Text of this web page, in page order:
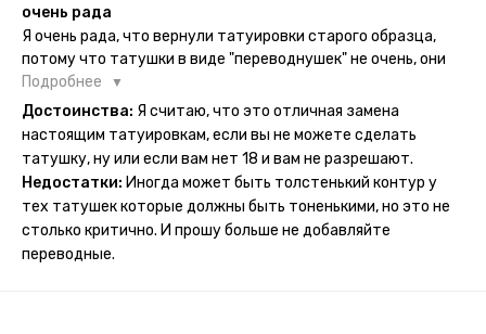
её стоит наносить. Когда рисунок начнёт стираться -
водой спокойно можно убрать оставшийся контур.
очень рада
Я очень рада, что вернули татуировки старого образца,
потому что татушки в виде "переводнушек" не очень, они
просто не "усиживались", не те темнели, а после душа
вообще слазили, вот недавно сделала фризби дог и он
через сутки проявился и все ещё держится!! ну а 4 звезды
потому что у меня ещё очень много переводных
татуировок(
Подробнее
Достоинства: Я считаю, что это отличная замена
настоящим татуировкам, если вы не можете сделать
татушку, ну или если вам нет 18 и вам не разрешают.
Недостатки: Иногда может быть толстенький контур у
тех татушек которые должны быть тоненькими, но это не
столько критично. И прошу больше не добавляйте
переводные.